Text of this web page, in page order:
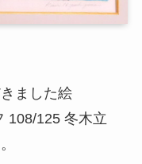
ました絵
108/125 冬木立